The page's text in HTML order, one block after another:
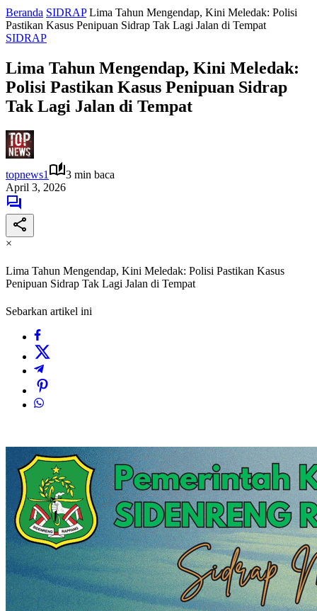
Beranda SIDRAP Lima Tahun Mengendap, Kini Meledak: Polisi
Pastikan Kasus Penipuan Sidrap Tak Lagi Jalan di Tempat
SIDRAP
Lima Tahun Mengendap, Kini Meledak:
Polisi Pastikan Kasus Penipuan Sidrap
Tak Lagi Jalan di Tempat
topnews1
3 min baca
April 3, 2026
×
Lima Tahun Mengendap, Kini Meledak: Polisi Pastikan Kasus
Penipuan Sidrap Tak Lagi Jalan di Tempat
Sebarkan artikel ini